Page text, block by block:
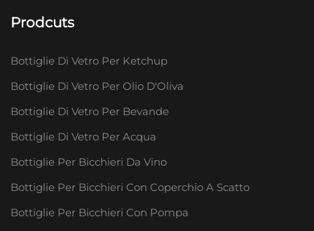
Prodcuts
Bottiglie Di Vetro Per Ketchup
Bottiglie Di Vetro Per Olio D'Oliva
Bottiglie Di Vetro Per Bevande
Bottiglie Di Vetro Per Acqua
Bottiglie Per Bicchieri Da Vino
Bottiglie Per Bicchieri Con Coperchio A Scatto
Bottiglie Per Bicchieri Con Pompa